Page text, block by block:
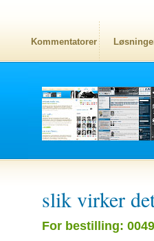
Kommentatorer
slik virker
For bestilling: